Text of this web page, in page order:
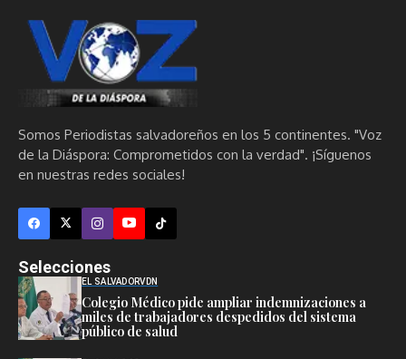
Somos Periodistas salvadoreños en los 5 continentes. "Voz
de la Diáspora: Comprometidos con la verdad". ¡Síguenos
en nuestras redes sociales!
Selecciones
EL SALVADORVDN
Colegio Médico pide ampliar indemnizaciones a
miles de trabajadores despedidos del sistema
público de salud